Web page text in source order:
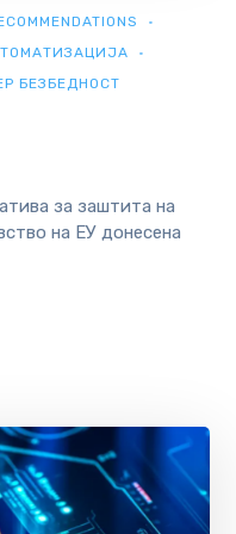
БЕЗБЕДНОСТ
за заштита на
на ЕУ донесенa